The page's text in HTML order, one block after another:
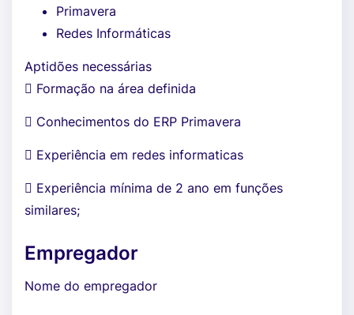
Primavera
Redes Informáticas
Aptidões necessárias
 Formação na área definida
 Conhecimentos do ERP Primavera
 Experiência em redes informaticas
 Experiência mínima de 2 ano em funções
similares;
Empregador
Nome do empregador